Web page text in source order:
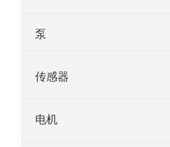
泵
传感器
电机